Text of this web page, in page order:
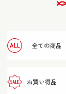
全ての商品
お買い得品